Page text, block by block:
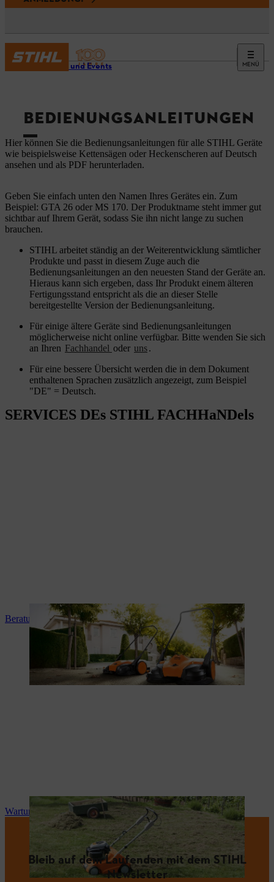
MENÜ
Service und Events
BEDIENUNGSANLEITUNGEN
Hier können Sie die Bedienungsanleitungen für alle STIHL Geräte
wie beispielsweise Kettensägen oder Heckenscheren auf Deutsch
ansehen und als PDF herunterladen.
Geben Sie einfach unten den Namen Ihres Gerätes ein. Zum
Beispiel: GTA 26 oder MS 170. Der Produktname steht immer gut
sichtbar auf Ihrem Gerät, sodass Sie ihn nicht lange zu suchen
brauchen.
STIHL arbeitet ständig an der Weiterentwicklung sämtlicher
Produkte und passt in diesem Zuge auch die
Bedienungsanleitungen an den neuesten Stand der Geräte an.
Hieraus kann sich ergeben, dass Ihr Produkt einem älteren
Fertigungsstand entspricht als die an dieser Stelle
bereitgestellte Version der Bedienungsanleitung.
Für einige ältere Geräte sind Bedienungsanleitungen
möglicherweise nicht online verfügbar. Bitte wenden Sie sich
an Ihren Fachhandel oder uns.
Für eine bessere Übersicht werden die in dem Dokument
enthaltenen Sprachen zusätzlich angezeigt, zum Beispiel
"DE" = Deutsch.
SERVICES DEs STIHL FACHHaNDels
Beratung und Produkteinweisung
Wartung und Reparatur
Bleib auf dem Laufenden mit dem STIHL
Newsletter